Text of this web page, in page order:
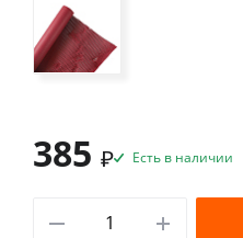
385 ₽ Есть в наличии